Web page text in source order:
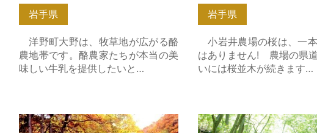
岩手県
洋野町大野は、牧草地が広がる酪
農地帯です。酪農家たちが本当の美
味しい牛乳を提供したいと…
岩手県
小岩井農場の桜は、一
はありません! 農場の県
いには桜並木が続きます…
丹藤川渓流 の詳細はこちら 御堂新田の滝 の詳細はこ